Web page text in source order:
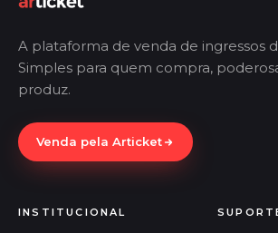
A plataforma de venda de ingressos
Simples para quem compra,
produz.
Venda pela Articket
INSTITUCIONAL